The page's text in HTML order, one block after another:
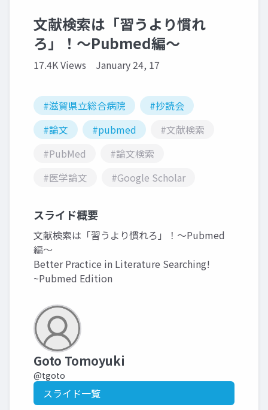
文献検索は「習うより慣れ
ろ」！〜Pubmed編〜
17.4K Views January 24, 17
#滋賀県立総合病院
#抄読会
#論文
#pubmed
#文献検索
#PubMed
#論文検索
#医学論文
#Google Scholar
スライド概要
文献検索は「習うより慣れろ」！〜Pubmed
編〜
Better Practice in Literature Searching!
~Pubmed Edition
Goto Tomoyuki
@tgoto
スライド一覧